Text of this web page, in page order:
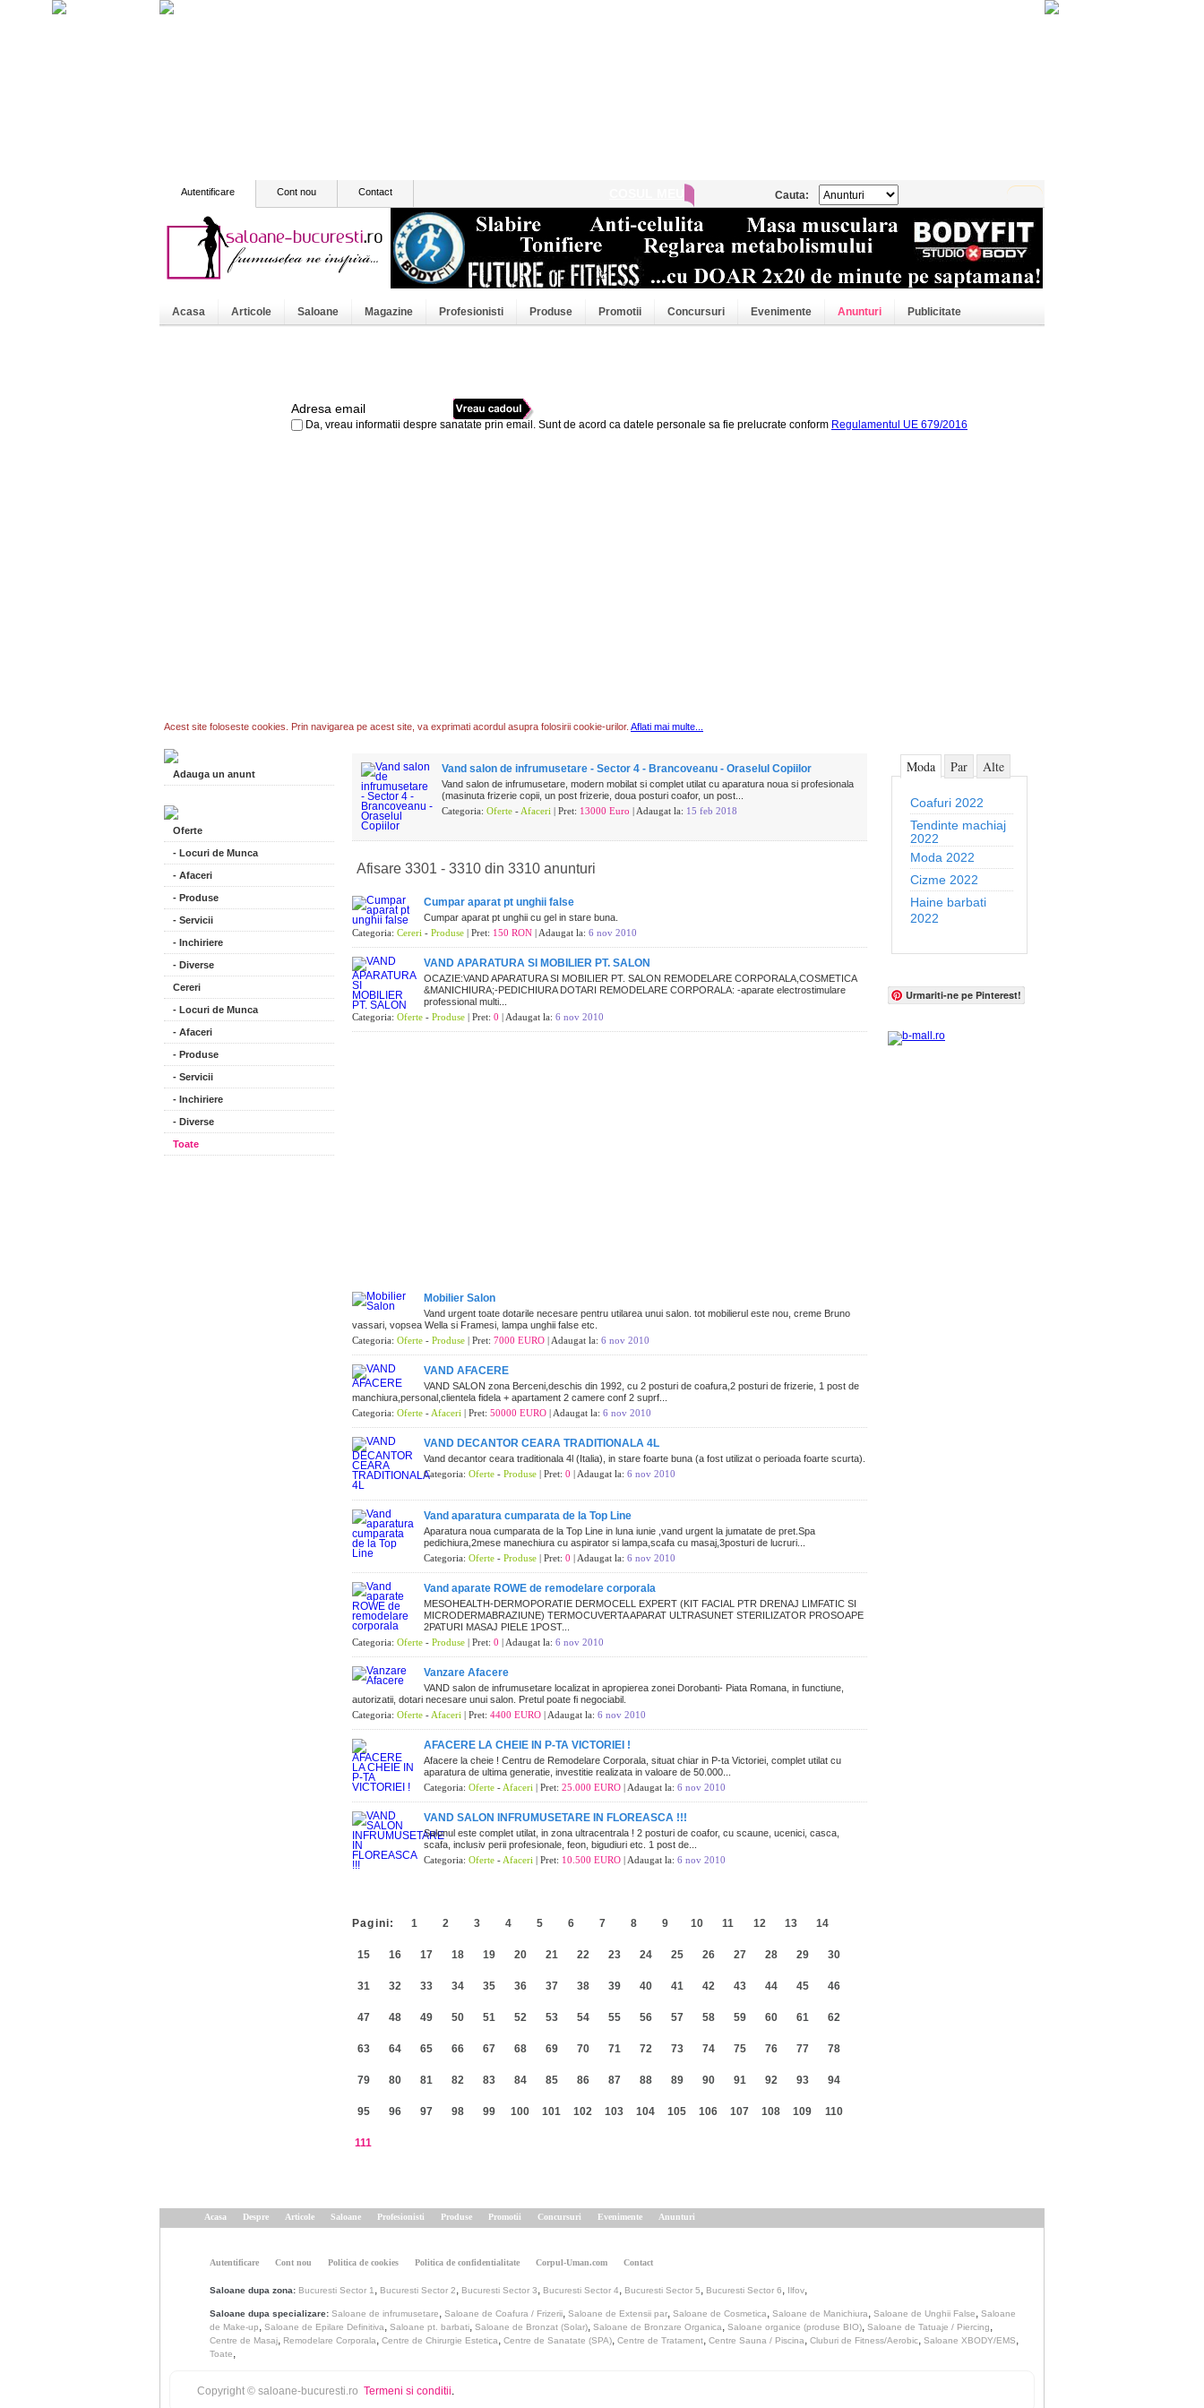
Autentificare Cont nou Contact Cauta:
Acasa Articole Saloane Magazine Profesionisti Produse Promotii Concursuri Evenimente Anunturi Publicitate
Da, vreau informatii despre sanatate prin email. Sunt de acord ca datele personale sa fie prelucrate conform Regulamentul UE 679/2016
Acest site foloseste cookies. Prin navigarea pe acest site, va exprimati acordul asupra folosirii cookie-urilor. Aflati mai multe...
Adauga un anunt
Oferte
- Locuri de Munca
- Afaceri
- Produse
- Servicii
- Inchiriere
- Diverse
Cereri
- Locuri de Munca
- Afaceri
- Produse
- Servicii
- Inchiriere
- Diverse
Toate
Vand salon de infrumusetare - Sector 4 - Brancoveanu - Oraselul Copiilor
Vand salon de infrumusetare, modern mobilat si complet utilat cu aparatura noua si profesionala
(masinuta frizerie copii, un post frizerie, doua posturi coafor, un post...
Categoria: Oferte - Afaceri | Pret: 13000 Euro | Adaugat la: 15 feb 2018
Afisare 3301 - 3310 din 3310 anunturi
Cumpar aparat pt unghii false
Cumpar aparat pt unghii cu gel in stare buna.
Categoria: Cereri - Produse | Pret: 150 RON | Adaugat la: 6 nov 2010
VAND APARATURA SI MOBILIER PT. SALON
OCAZIE:VAND APARATURA SI MOBILIER PT. SALON REMODELARE CORPORALA,COSMETICA
&MANICHIURA;-PEDICHIURA DOTARI REMODELARE CORPORALA: -aparate electrostimulare
professional multi...
Categoria: Oferte - Produse | Pret: 0 | Adaugat la: 6 nov 2010
Mobilier Salon
Vand urgent toate dotarile necesare pentru utilarea unui salon. tot mobilierul este nou, creme Bruno
vassari, vopsea Wella si Framesi, lampa unghii false etc.
Categoria: Oferte - Produse | Pret: 7000 EURO | Adaugat la: 6 nov 2010
VAND AFACERE
VAND SALON zona Berceni,deschis din 1992, cu 2 posturi de coafura,2 posturi de frizerie, 1 post de
manchiura,personal,clientela fidela + apartament 2 camere conf 2 suprf...
Categoria: Oferte - Afaceri | Pret: 50000 EURO | Adaugat la: 6 nov 2010
VAND DECANTOR CEARA TRADITIONALA 4L
Vand decantor ceara traditionala 4l (Italia), in stare foarte buna (a fost utilizat o perioada foarte scurta).
Categoria: Oferte - Produse | Pret: 0 | Adaugat la: 6 nov 2010
Vand aparatura cumparata de la Top Line
Aparatura noua cumparata de la Top Line in luna iunie ,vand urgent la jumatate de pret.Spa
pedichiura,2mese manechiura cu aspirator si lampa,scafa cu masaj,3posturi de lucruri...
Categoria: Oferte - Produse | Pret: 0 | Adaugat la: 6 nov 2010
Vand aparate ROWE de remodelare corporala
MESOHEALTH-DERMOPORATIE DERMOCELL EXPERT (KIT FACIAL PTR DRENAJ LIMFATIC SI
MICRODERMABRAZIUNE) TERMOCUVERTA APARAT ULTRASUNET STERILIZATOR PROSOAPE
2PATURI MASAJ PIELE 1POST...
Categoria: Oferte - Produse | Pret: 0 | Adaugat la: 6 nov 2010
Vanzare Afacere
VAND salon de infrumusetare localizat in apropierea zonei Dorobanti- Piata Romana, in functiune,
autorizatii, dotari necesare unui salon. Pretul poate fi negociabil.
Categoria: Oferte - Afaceri | Pret: 4400 EURO | Adaugat la: 6 nov 2010
AFACERE LA CHEIE IN P-TA VICTORIEI !
Afacere la cheie ! Centru de Remodelare Corporala, situat chiar in P-ta Victoriei, complet utilat cu
aparatura de ultima generatie, investitie realizata in valoare de 50.000...
Categoria: Oferte - Afaceri | Pret: 25.000 EURO | Adaugat la: 6 nov 2010
VAND SALON INFRUMUSETARE IN FLOREASCA !!!
Salonul este complet utilat, in zona ultracentrala ! 2 posturi de coafor, cu scaune, ucenici, casca,
scafa, inclusiv perii profesionale, feon, bigudiuri etc. 1 post de...
Categoria: Oferte - Afaceri | Pret: 10.500 EURO | Adaugat la: 6 nov 2010
Pagini: 1 2 3 4 5 6 7 8 9 10 11 12 13 14
15 16 17 18 19 20 21 22 23 24 25 26 27 28 29 30
31 32 33 34 35 36 37 38 39 40 41 42 43 44 45 46
47 48 49 50 51 52 53 54 55 56 57 58 59 60 61 62
63 64 65 66 67 68 69 70 71 72 73 74 75 76 77 78
79 80 81 82 83 84 85 86 87 88 89 90 91 92 93 94
95 96 97 98 99 100 101 102 103 104 105 106 107 108 109 110
111
Moda Par Alte
Coafuri 2022
Tendinte machiaj
2022
Moda 2022
Cizme 2022
Haine barbati
2022
Urmariti-ne pe Pinterest!
Acasa Despre Articole Saloane Profesionisti Produse Promotii Concursuri Evenimente Anunturi
Autentificare Cont nou Politica de cookies Politica de confidentialitate Corpul-Uman.com Contact
Saloane dupa zona: Bucuresti Sector 1 , Bucuresti Sector 2, Bucuresti Sector 3, Bucuresti Sector 4, Bucuresti Sector 5, Bucuresti Sector 6, Ilfov,
Saloane dupa specializare: Saloane de infrumusetare, Saloane de Coafura / Frizerii, Saloane de Extensii par, Saloane de Cosmetica, Saloane de Manichiura, Saloane de Unghii False, Saloane
de Make-up, Saloane de Epilare Definitiva, Saloane pt. barbati, Saloane de Bronzat (Solar), Saloane de Bronzare Organica, Saloane organice (produse BIO), Saloane de Tatuaje / Piercing,
Centre de Masaj, Remodelare Corporala, Centre de Chirurgie Estetica, Centre de Sanatate (SPA), Centre de Tratament, Centre Sauna / Piscina, Cluburi de Fitness/Aerobic, Saloane XBODY/EMS,
Toate,
Copyright © saloane-bucuresti.ro Termeni si conditii.